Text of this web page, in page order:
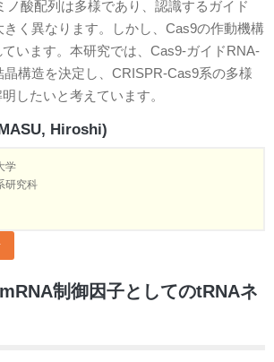
ノ酸配列は多様であり、認識するガイド
く異なります。しかし、Cas9の作動機構
います。本研究では、Cas9-ガイドRNA-
構造を決定し、CRISPR-Cas9系の多様
したいと考えています。
Hiroshi)
学
研究科
mRNA制御因子としてのtRNAネ